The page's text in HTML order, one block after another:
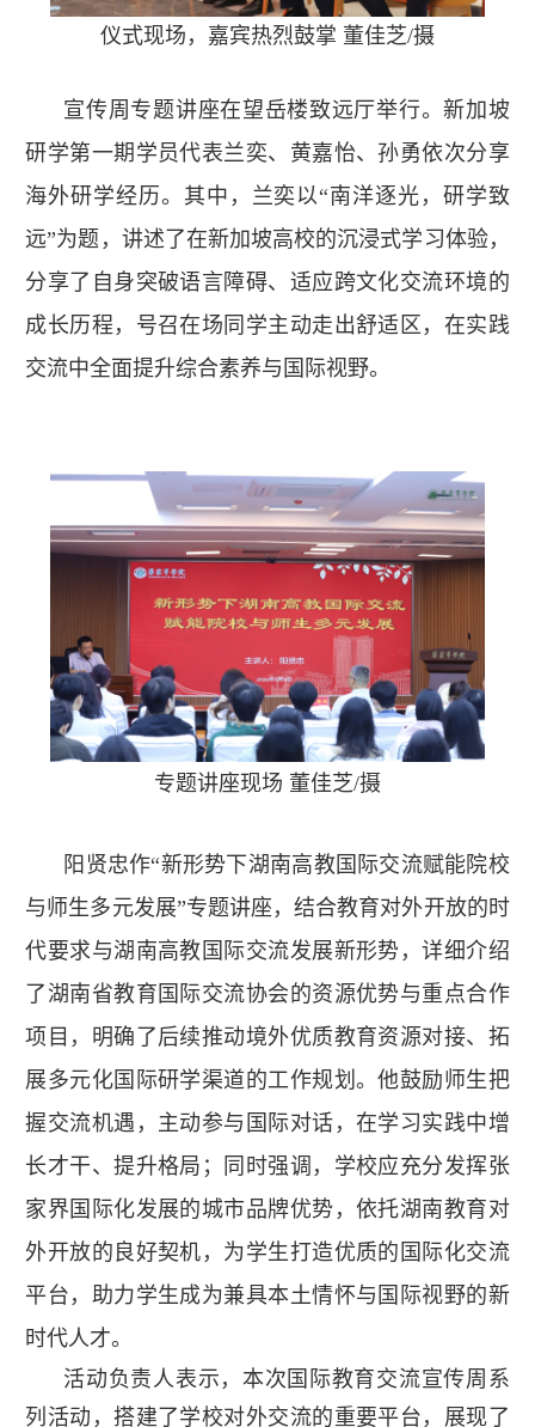
仪式现场，嘉宾热烈鼓掌 董佳芝/摄
宣传周专题讲座在望岳楼致远厅举行。新加坡
研学第一期学员代表兰奕、黄嘉怡、孙勇依次分享
海外研学经历。其中，兰奕以“南洋逐光，研学致
远”为题，讲述了在新加坡高校的沉浸式学习体验，
分享了自身突破语言障碍、适应跨文化交流环境的
成长历程，号召在场同学主动走出舒适区，在实践
交流中全面提升综合素养与国际视野。
专题讲座现场 董佳芝/摄
阳贤忠作“新形势下湖南高教国际交流赋能院校
与师生多元发展”专题讲座，结合教育对外开放的时
代要求与湖南高教国际交流发展新形势，详细介绍
了湖南省教育国际交流协会的资源优势与重点合作
项目，明确了后续推动境外优质教育资源对接、拓
展多元化国际研学渠道的工作规划。他鼓励师生把
握交流机遇，主动参与国际对话，在学习实践中增
长才干、提升格局；同时强调，学校应充分发挥张
家界国际化发展的城市品牌优势，依托湖南教育对
外开放的良好契机，为学生打造优质的国际化交流
平台，助力学生成为兼具本土情怀与国际视野的新
时代人才。
活动负责人表示，本次国际教育交流宣传周系
列活动，搭建了学校对外交流的重要平台，展现了